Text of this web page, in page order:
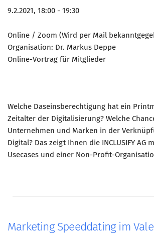
9.2.2021, 18:00 - 19:30
Online / Zoom (Wird per Mail
Organisation: Dr. Markus Deppe
Online-Vortrag für Mitglieder
Welche Daseinsberechtigung hat ein
Zeitalter der Digitalisierung? Welche
Unternehmen und Marken in der
Digital? Das zeigt Ihnen die INCLUSIFY AG
Usecases und einer Non-Profit-
Marketing Speeddating im